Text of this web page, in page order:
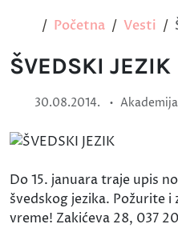
Početna Vesti
ŠVEDSKI JEZIK
30.08.2014. •
Do 15. januara traje upis
švedskog jezika. Požurite
vreme! Zakićeva 28, 037